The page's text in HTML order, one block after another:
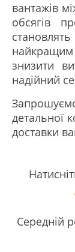
вантажів
обсягів
знизити
надійний
детальної
доставки
Середній